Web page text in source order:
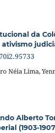
da
ativismo
Néia Lima,
Alberto
(1903-